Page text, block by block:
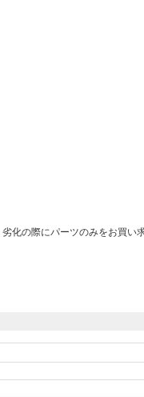
化の際にパーツのみをお買い